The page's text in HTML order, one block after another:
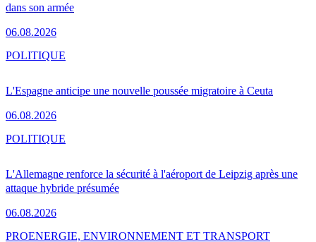
dans son armée
06.08.2026
L'Espagne anticipe une nouvelle poussée migratoire à Ceuta
06.08.2026
POLITIQUE
L'Allemagne renforce la sécurité à l'aéroport de Leipzig après une
attaque hybride présumée
06.08.2026
POLITIQUE
PROENERGIE, ENVIRONNEMENT ET TRANSPORT